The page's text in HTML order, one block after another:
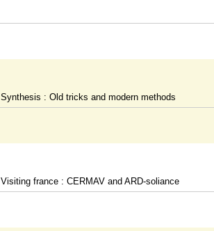
Synthesis : Old tricks and modern methods
Visiting france : CERMAV and ARD-soliance